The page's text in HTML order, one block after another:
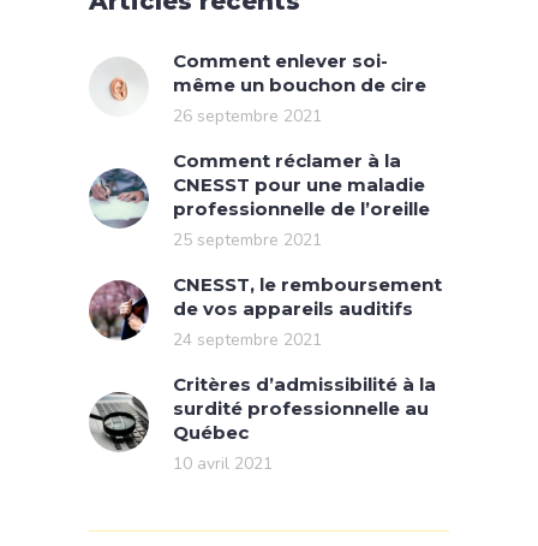
Comment enlever soi-
même un bouchon de cire
26 septembre 2021
Comment réclamer à la
CNESST pour une maladie
professionnelle de l’oreille
25 septembre 2021
CNESST, le remboursement
de vos appareils auditifs
24 septembre 2021
Critères d’admissibilité à la
surdité professionnelle au
Québec
10 avril 2021